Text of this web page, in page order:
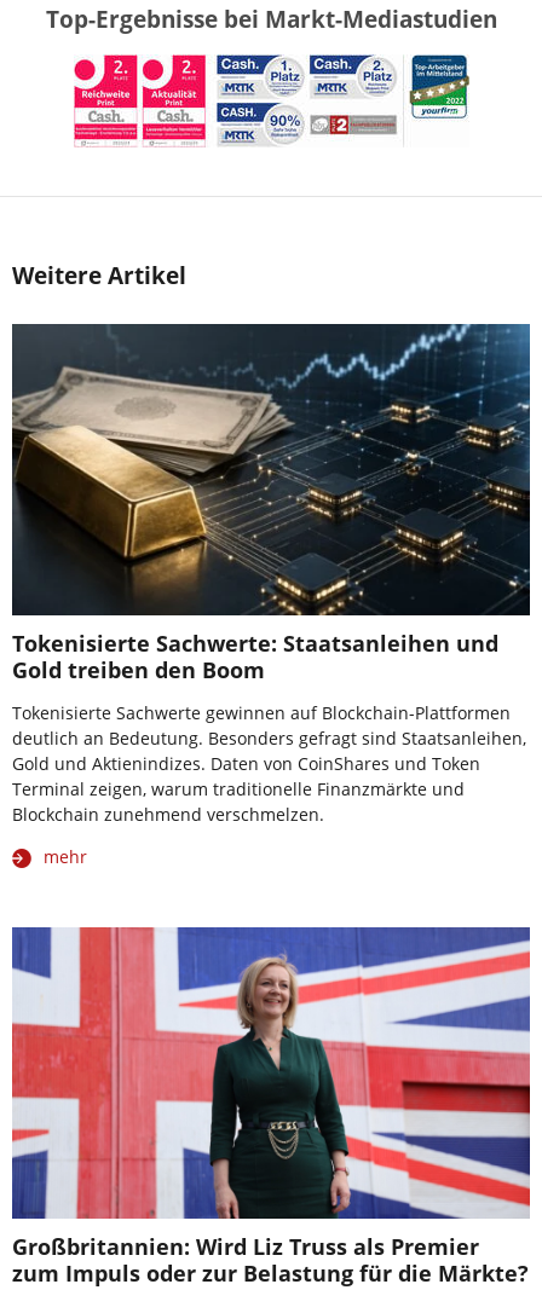
Top-Ergebnisse bei Markt-Mediastudien
Weitere Artikel
Tokenisierte Sachwerte: Staatsanleihen und
Gold treiben den Boom
Tokenisierte Sachwerte gewinnen auf Blockchain-Plattformen
deutlich an Bedeutung. Besonders gefragt sind Staatsanleihen,
Gold und Aktienindizes. Daten von CoinShares und Token
Terminal zeigen, warum traditionelle Finanzmärkte und
Blockchain zunehmend verschmelzen.
mehr
Großbritannien: Wird Liz Truss als Premier
zum Impuls oder zur Belastung für die Märkte?